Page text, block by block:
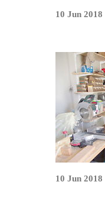
10 Jun 2018
10 Jun 2018